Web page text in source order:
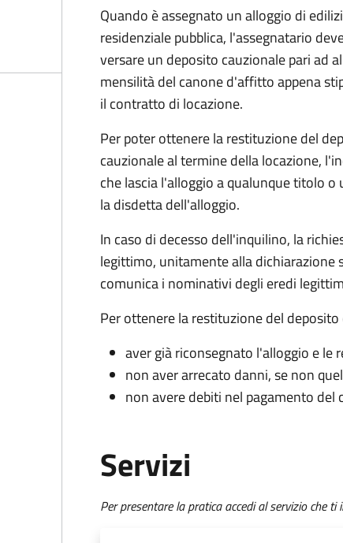
Quando è assegnato un alloggio di
residenziale pubblica, l'assegnatario
versare un deposito cauzionale pari ad
mensilità del canone d'affitto appena
il contratto di locazione.
Per poter ottenere la restituzione del
cauzionale al termine della locazione,
che lascia l'alloggio a qualunque titolo
la disdetta dell'alloggio.
In caso di decesso dell'inquilino, la
legittimo, unitamente alla
comunica i nominativi degli eredi
Per ottenere la restituzione del deposito
aver già riconsegnato l'alloggio e le
non aver arrecato danni, se non
non avere debiti nel pagamento del
Servizi
Per presentare la pratica accedi al servizio che ti